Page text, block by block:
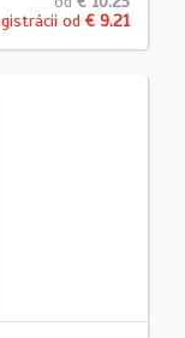
od € 9.21